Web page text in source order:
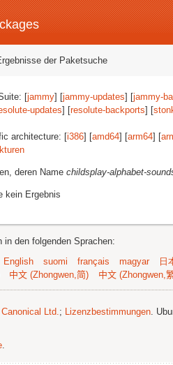
der Paketsuche
[jammy] [jammy-updates] [jammy-
updates] [resolute-backports] [
architecture: [i386] [amd64] [arm64] [
deren Name childsplay-alphabet-
kein Ergebnis
in den folgenden Sprachen:
English suomi français magyar 日
中文 (Zhongwen,简) 中文 (Zhongwen,
Canonical Ltd.; Lizenzbestimmungen.
.